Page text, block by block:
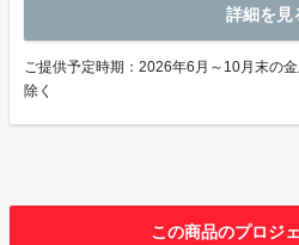
詳細を見
ご提供予定時期：2026年6月～10月末の
除く
この商品のプロジ